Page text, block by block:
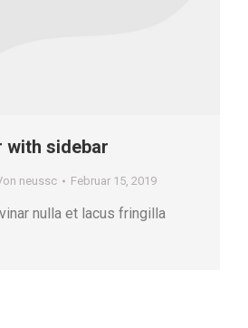
with sidebar
neussc Februar 15, 2019
nulla et lacus fringilla